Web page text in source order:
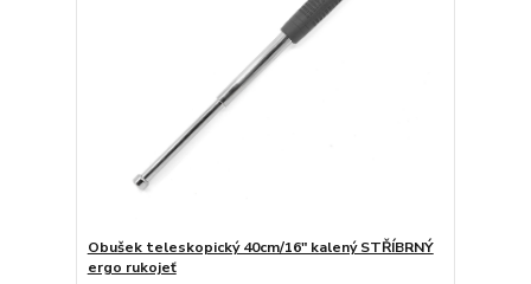
Obušek teleskopický 40cm/16" kalený STŘÍBRNÝ
ergo rukojeť